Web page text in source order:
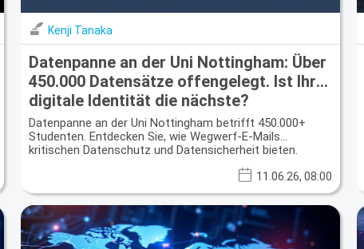
Kenji Tanaka
Datenpanne an der Uni Nottingham: Über
450.000 Datensätze offengelegt. Ist Ihre
digitale Identität die nächste?
Datenpanne an der Uni Nottingham betrifft 450.000+
Studenten. Entdecken Sie, wie Wegwerf-E-Mails
kritischen Datenschutz und Datensicherheit bieten.
11.06.26, 08:00